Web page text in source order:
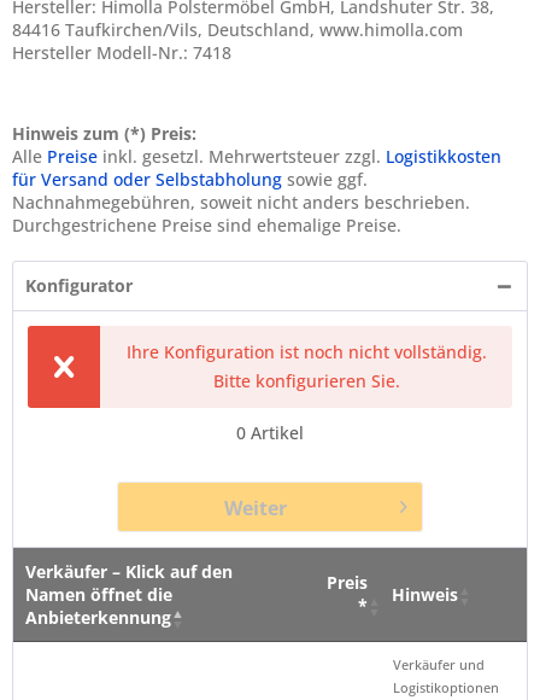
Hersteller: Himolla Polstermöbel GmbH, Landshuter Str. 38,
84416 Taufkirchen/Vils, Deutschland, www.himolla.com
Hersteller Modell-Nr.: 7418
Hinweis zum (*) Preis:
Alle Preise inkl. gesetzl. Mehrwertsteuer zzgl. Logistikkosten
für Versand oder Selbstabholung sowie ggf.
Nachnahmegebühren, soweit nicht anders beschrieben.
Durchgestrichene Preise sind ehemalige Preise.
Konfigurator
Ihre Konfiguration ist noch nicht vollständig.
Bitte konfigurieren Sie.
0 Artikel
Weiter
Verkäufer – Klick auf den
Namen öffnet die
Anbieterkennung
Preis
*
Hinweis
Verkäufer und
Logistikoptionen